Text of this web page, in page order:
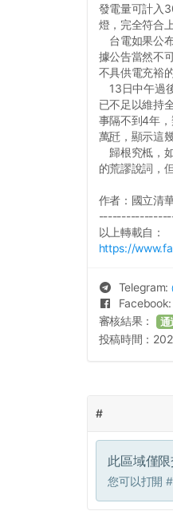
發電量可計入
燈，完全符合
台電如果公
據公告當然不
不具供電充裕
13日中午過
已不足以維持
事隔不到4年
萬瓩，顯示這
歸根究柢，
的荒謬說詞，
作者：國立清
以上轉載自：
https://
Telegram:
Facebook:
審核結果： 通
投稿時間：
#
此區域僅
您可以打開